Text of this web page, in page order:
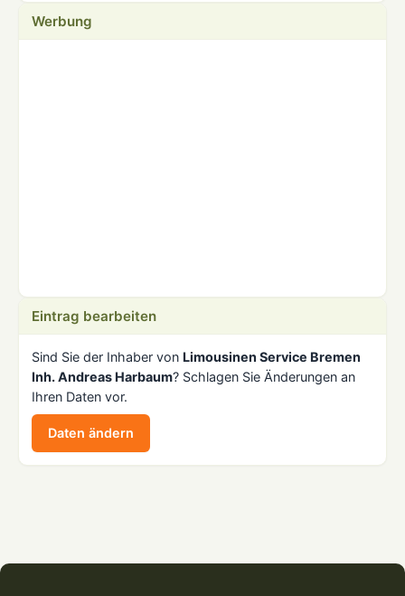
Werbung
Eintrag bearbeiten
Sind Sie der Inhaber von Limousinen Service Bremen
Inh. Andreas Harbaum? Schlagen Sie Änderungen an
Ihren Daten vor.
Daten ändern